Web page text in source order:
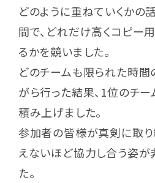
どのように重ねていくかの
間で、どれだけ高くコピー
るかを競いました。
どのチームも限られた時
がら行った結果、1位のチ
積み上げました。
参加者の皆様が真剣に取
えないほど協力し合う姿
た。